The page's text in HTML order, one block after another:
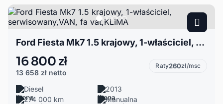
Ford Fiesta Mk7 1.5 krajowy, 1-właściciel, serwisowany,VAN, fa vat,KLIMA
16 800 zł
13 658 zł netto
Raty260zł/msc
Diesel
2013
274 000 km
Manualna